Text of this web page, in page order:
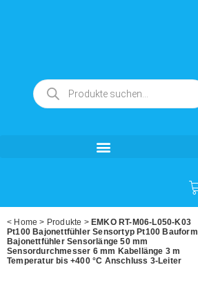
< Home > Produkte > EMKO RT-M06-L050-K03
Pt100 Bajonettfühler Sensortyp Pt100 Bauform
Bajonettfühler Sensorlänge 50 mm
Sensordurchmesser 6 mm Kabellänge 3 m
Temperatur bis +400 °C Anschluss 3-Leiter